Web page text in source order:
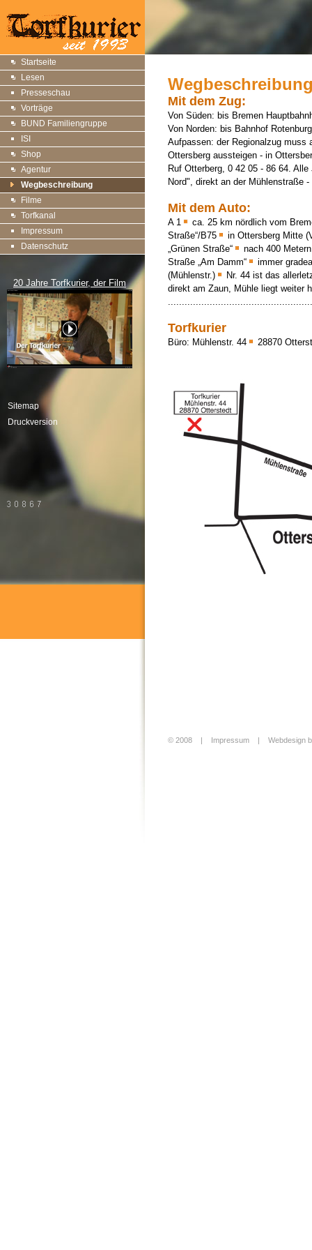
Startseite
Lesen
Presseschau
Vorträge
BUND Familiengruppe
ISI
Shop
Agentur
Wegbeschreibung
Filme
Torfkanal
Impressum
Datenschutz
20 Jahre Torfkurier, der Film
Sitemap
Druckversion
Mit dem Zug:
Von Süden: bis Bremen
Von Norden: bis Bahnhof
Aufpassen: der Regionalzug muss
Ottersberg aussteigen - in
Ruf Otterberg, 0 42 05 - 86 64.
Nord", direkt an der Mühlenstraße
Mit dem Auto:
A 1
ca. 25 km nördlich vom
Straße“/B75
in Ottersberg Mitte
„Grünen Straße“
nach 400
Straße „Am Damm“
immer
(Mühlenstr.)
Nr. 44 ist das
direkt am Zaun, Mühle liegt weiter
Torfkurier
Büro: Mühlenstr. 44 28870
© 2008 | Impressum Webdesign